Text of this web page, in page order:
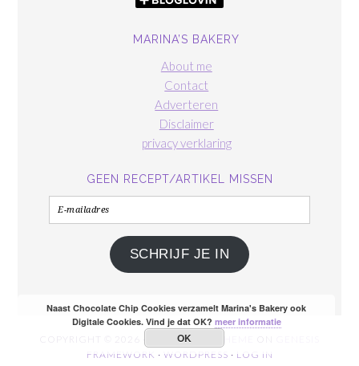
MARINA’S BAKERY
About me
Contact
Adverteren
Disclaimer
privacy verklaring
GEEN RECEPT/ARTIKEL MISSEN
E-
mailadres
SCHRIJF JE IN
COPYRIGHT © 2026 · FOODIE PRO THEME
FRAMEWORK · WORDPRESS · LOG IN
Naast Chocolate Chip Cookies verzamelt Marina's Bakery ook
Digitale Cookies. Vind je dat OK? meer informatie
OK